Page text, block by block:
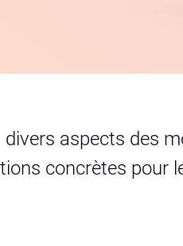
aspects des
concrètes pour